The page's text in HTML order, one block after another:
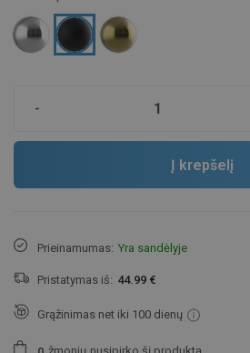
-
Į krepšelį
Prieinamumas: Yra sandėlyje
Pristatymas iš: 44.99 €
Grąžinimas net iki 100 dienų